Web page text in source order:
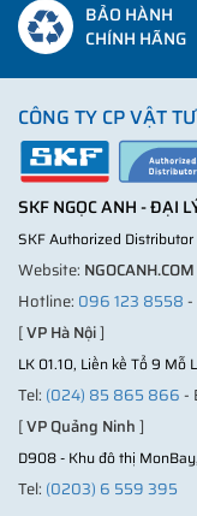
BẢO HÀNH
CHÍNH HÃNG
CÔNG TY CP VẬT
SKF NGỌC ANH - ĐẠI
SKF Authorized Distributor
Website: NGOCANH.COM
Hotline: 096 123 8558-
[VP Hà Nội]
LK 01.10, Liền kề Tổ 9 Mỗ
Tel: (024) 85 865 866-
[VP Quảng Ninh]
D908 - Khu đô thị
Tel: (0203) 6 559 395